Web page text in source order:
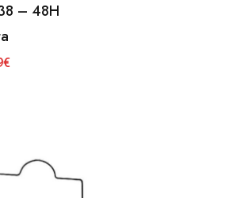
– 48H
€